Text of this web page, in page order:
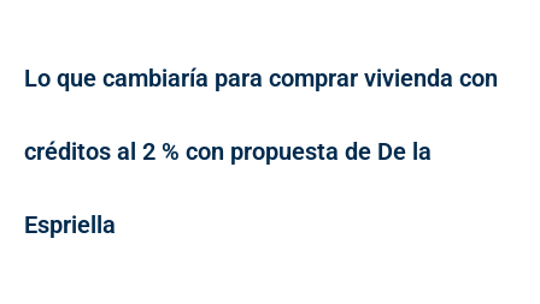
Lo que cambiaría para comprar vivienda con
créditos al 2 % con propuesta de De la
Espriella